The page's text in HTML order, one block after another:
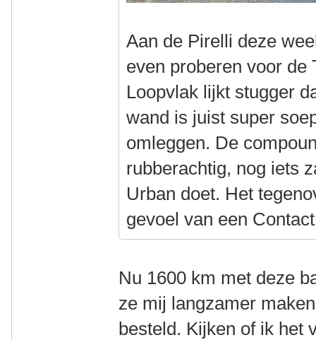
Aan de Pirelli deze
even proberen voor
Loopvlak lijkt stugger
wand is juist super
omleggen. De
rubberachtig, nog iets
Urban doet. Het
gevoel van een
Nu 1600 km met deze
ze mij langzamer
besteld. Kijken of ik het